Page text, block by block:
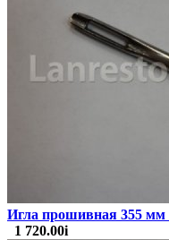
Игла прошивная 355 мм
1 720.00i